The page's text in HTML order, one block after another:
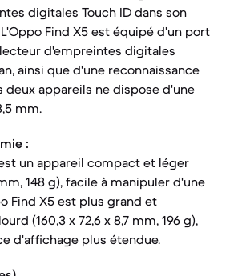
digitales Touch ID dans son
Find X5 est équipé d'un port
lecteur d'empreintes digitales
ainsi que d'une reconnaissance
deux appareils ne dispose d'une
mm.
:
est un appareil compact et léger
148 g), facile à manipuler d'une
Find X5 est plus grand et
(160,3 x 72,6 x 8,7 mm, 196 g),
d'affichage plus étendue.